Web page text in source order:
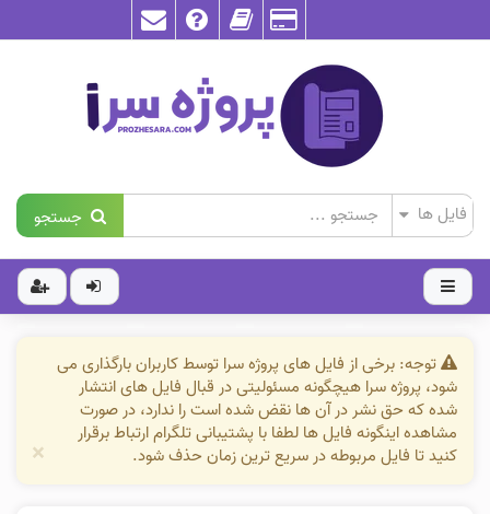
جستجو
توجه: برخی از فایل های پروژه سرا توسط کاربران بارگذاری می
شود، پروژه سرا هیچگونه مسئولیتی در قبال فایل های انتشار
شده که حق نشر در آن ها نقض شده است را ندارد، در صورت
مشاهده اینگونه فایل ها لطفا با پشتیبانی تلگرام ارتباط برقرار
کنید تا فایل مربوطه در سریع ترین زمان حذف شود.
×